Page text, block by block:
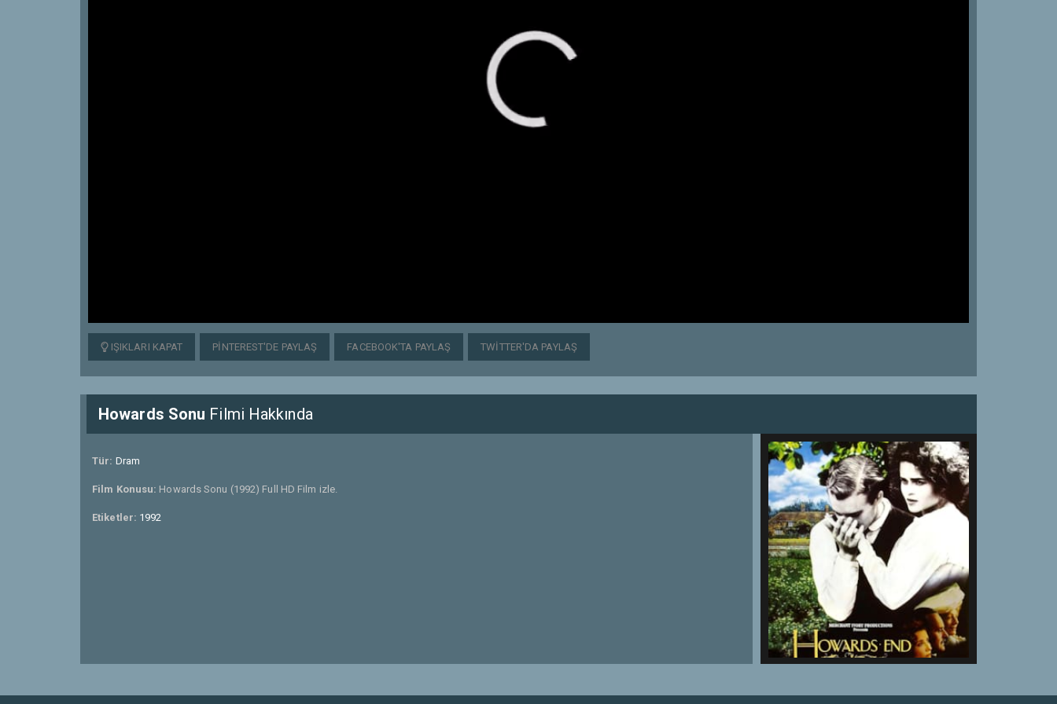
IŞIKLARI KAPAT PINTEREST'DE PAYLAŞ FACEBOOK'TA PAYLAŞ TWITTER'DA PAYLAŞ
Howards Sonu Filmi Hakkında
Tür: Dram
Film Konusu: Howards Sonu (1992) Full HD Film izle.
Etiketler: 1992